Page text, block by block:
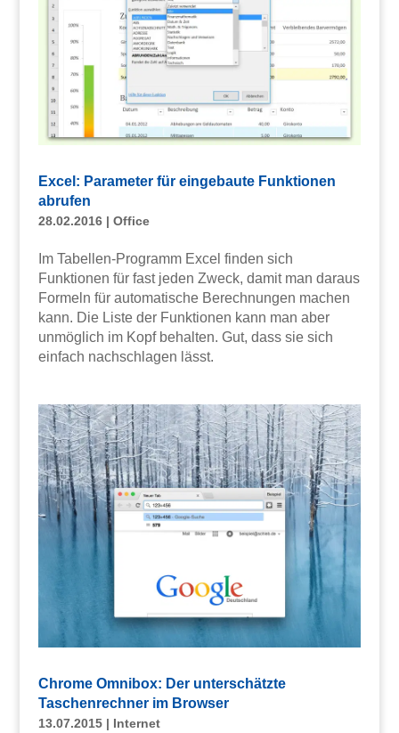
Excel: Parameter für eingebaute Funktionen
abrufen
28.02.2016| Office
Im Tabellen-Programm Excel finden sich
Funktionen für fast jeden Zweck, damit man daraus
Formeln für automatische Berechnungen machen
kann. Die Liste der Funktionen kann man aber
unmöglich im Kopf behalten. Gut, dass sie sich
einfach nachschlagen lässt.
Chrome Omnibox: Der unterschätzte
Taschenrechner im Browser
13.07.2015| Internet